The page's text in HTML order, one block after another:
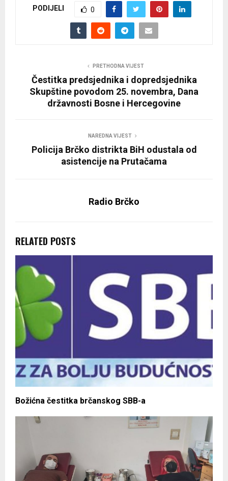
PODIJELI 0
PRETHODNA VIJEST
Čestitka predsjednika i dopredsjednika
Skupštine povodom 25. novembra, Dana
državnosti Bosne i Hercegovine
NAREDNA VIJEST
Policija Brčko distrikta BiH odustala od
asistencije na Prutačama
Radio Brčko
RELATED POSTS
Božićna čestitka brčanskog SBB-a